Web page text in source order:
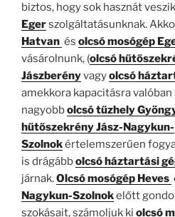
biztos, hogy sok hasznát
Egerszolgáltatásunknak.
Hatvan és olcsó mosógép
vásárolnunk, (olcsó
Jászberényvagyolcsó
amekkora kapacitásra valóban
nagyobbolcsó tűzhely
hűtőszekrény Jász-Nagykun-
Szolnokértelemszerűen
is drágábbolcsóháztartási
járnak.Olcsó mosógép Heves
Nagykun-Szolnokelőtt
szokásait, számoljuk ki olcsó